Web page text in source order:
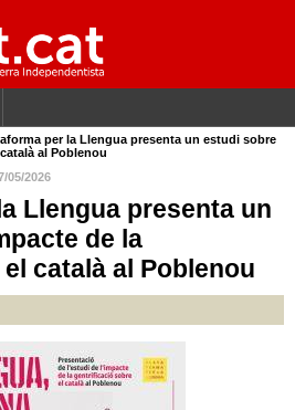
per la Llengua presenta un estudi sobre
al Poblenou
05/2026
Llengua presenta un
de la
català al Poblenou